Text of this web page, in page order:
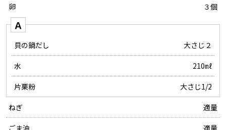
卵 ３個
Ａ
貝の鍋だし 大さじ２
水 210㎖
片栗粉 大さじ1/2
ねぎ 適量